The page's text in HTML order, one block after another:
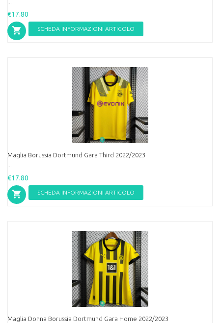
€17.80
SCHEDA INFORMAZIONI ARTICOLO
Maglia Borussia Dortmund Gara Third 2022/2023
€17.80
SCHEDA INFORMAZIONI ARTICOLO
Maglia Donna Borussia Dortmund Gara Home 2022/2023